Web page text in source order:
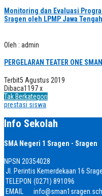
Monitoring dan Evaluasi
Sragen oleh LPMP Jawa Tengah
Oleh : admin
PERGELARAN TEATER ONE
Terbit5 Agustus 2019
Dibaca1197 x
Tak Berkategori
prestasi siswa
Info Sekolah
SMA Negeri 1 Sragen - Sragen
NPSN 20354028
Jl. Perintis Kemerdekaan 16
TELEPON (0271) 891096
EMAIL